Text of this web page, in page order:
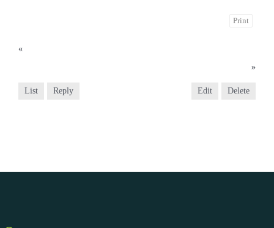
Print
«
»
List Reply Edit Delete